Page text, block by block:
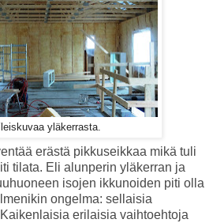
yläkerrasta.
erästä pikkuseikkaa mikä tuli
tilata. Eli alunperin yläkerran ja
isojen ikkunoiden piti olla
ongelma: sellaisia
erilaisia vaihtoehtoja